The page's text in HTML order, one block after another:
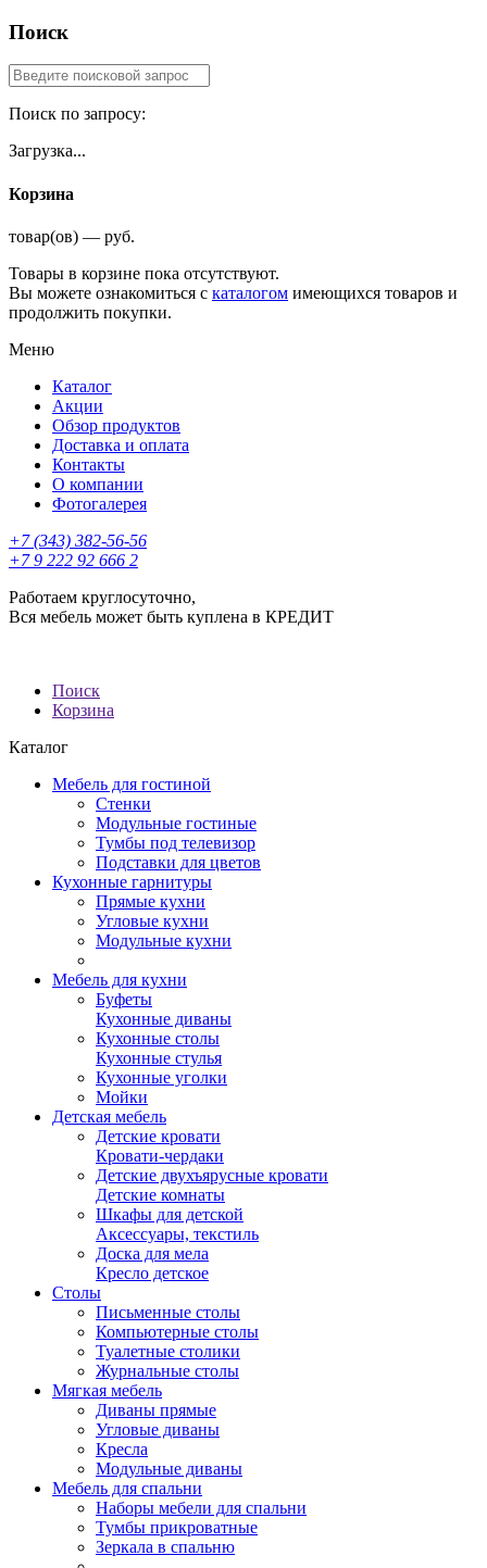
Поиск
Поиск по запросу:
Загрузка...
Корзина
товар(ов) — руб.
Товары в корзине пока отсутствуют.
Вы можете ознакомиться с каталогом имеющихся товаров и
продолжить покупки.
Меню
Каталог
Акции
Обзор продуктов
Доставка и оплата
Контакты
О компании
Фотогалерея
+7 (343) 382-56-56
+7 9 222 92 666 2
Работаем круглосуточно,
Вся мебель может быть куплена в КРЕДИТ
Поиск
Корзина
Каталог
Мебель для гостиной
Стенки
Модульные гостиные
Тумбы под телевизор
Подставки для цветов
Кухонные гарнитуры
Прямые кухни
Угловые кухни
Модульные кухни
Мебель для кухни
Буфеты
Кухонные диваны
Кухонные столы
Кухонные стулья
Кухонные уголки
Мойки
Детская мебель
Детские кровати
Кровати-чердаки
Детские двухъярусные кровати
Детские комнаты
Шкафы для детской
Аксессуары, текстиль
Доска для мела
Кресло детское
Столы
Письменные столы
Компьютерные столы
Туалетные столики
Журнальные столы
Мягкая мебель
Диваны прямые
Угловые диваны
Кресла
Модульные диваны
Мебель для спальни
Наборы мебели для спальни
Тумбы прикроватные
Зеркала в спальню